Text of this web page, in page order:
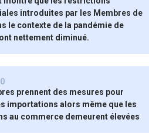
introduites par les Membres de
le contexte de la pandémie de
nettement diminué.
prennent des mesures pour
importations alors même que les
au commerce demeurent élevées